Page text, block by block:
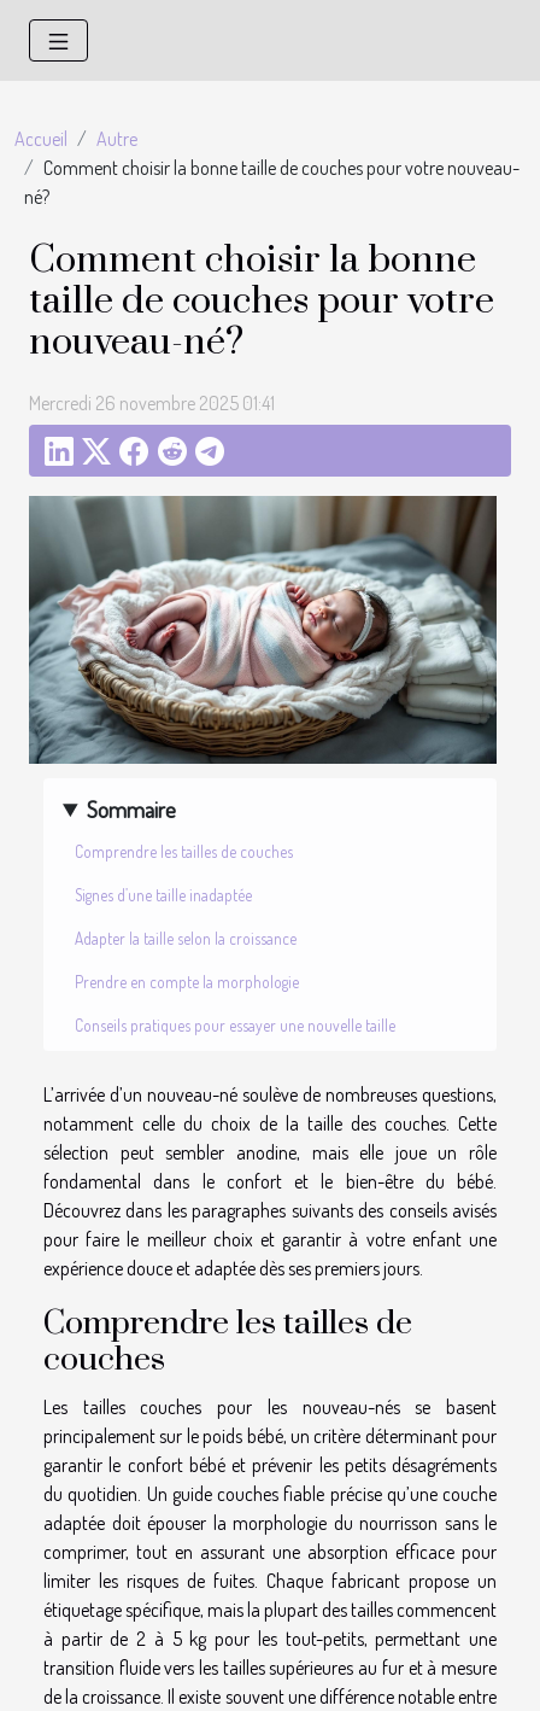
Accueil
Autre
Comment choisir la bonne taille de couches pour votre nouveau-
né?
Comment choisir la bonne
taille de couches pour votre
nouveau-né?
Mercredi 26 novembre 2025 01:41
Sommaire
Comprendre les tailles de couches
Signes d’une taille inadaptée
Adapter la taille selon la croissance
Prendre en compte la morphologie
Conseils pratiques pour essayer une nouvelle taille
L’arrivée d’un nouveau-né soulève de nombreuses questions,
notamment celle du choix de la taille des couches. Cette
sélection peut sembler anodine, mais elle joue un rôle
fondamental dans le confort et le bien-être du bébé.
Découvrez dans les paragraphes suivants des conseils avisés
pour faire le meilleur choix et garantir à votre enfant une
expérience douce et adaptée dès ses premiers jours.
Comprendre les tailles de
couches
Les tailles couches pour les nouveau-nés se basent
principalement sur le poids bébé, un critère déterminant pour
garantir le confort bébé et prévenir les petits désagréments
du quotidien. Un guide couches fiable précise qu’une couche
adaptée doit épouser la morphologie du nourrisson sans le
comprimer, tout en assurant une absorption efficace pour
limiter les risques de fuites. Chaque fabricant propose un
étiquetage spécifique, mais la plupart des tailles commencent
à partir de 2 à 5 kg pour les tout-petits, permettant une
transition fluide vers les tailles supérieures au fur et à mesure
de la croissance. Il existe souvent une différence notable entre